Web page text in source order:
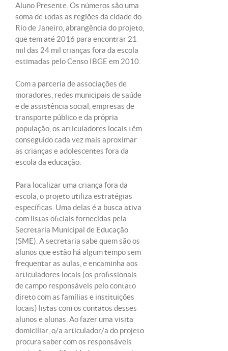
Aluno Presente. Os números são uma
soma de todas as regiões da cidade do
Rio de Janeiro, abrangência do projeto,
que tem até 2016 para encontrar 21
mil das 24 mil crianças fora da escola
estimadas pelo Censo IBGE em 2010.
Com a parceria de associações de
moradores, redes municipais de saúde
e de assistência social, empresas de
transporte público e da própria
população, os articuladores locais têm
conseguido cada vez mais aproximar
as crianças e adolescentes fora da
escola da educação.
Para localizar uma criança fora da
escola, o projeto utiliza estratégias
específicas. Uma delas é a busca ativa
com listas oficiais fornecidas pela
Secretaria Municipal de Educação
(SME). A secretaria sabe quem são os
alunos que estão há algum tempo sem
frequentar as aulas, e encaminha aos
articuladores locais (os profissionais
de campo responsáveis pelo contato
direto com as famílias e instituições
locais) listas com os contatos desses
alunos e alunas. Ao fazer uma visita
domiciliar, o/a articulador/a do projeto
procura saber com os responsáveis